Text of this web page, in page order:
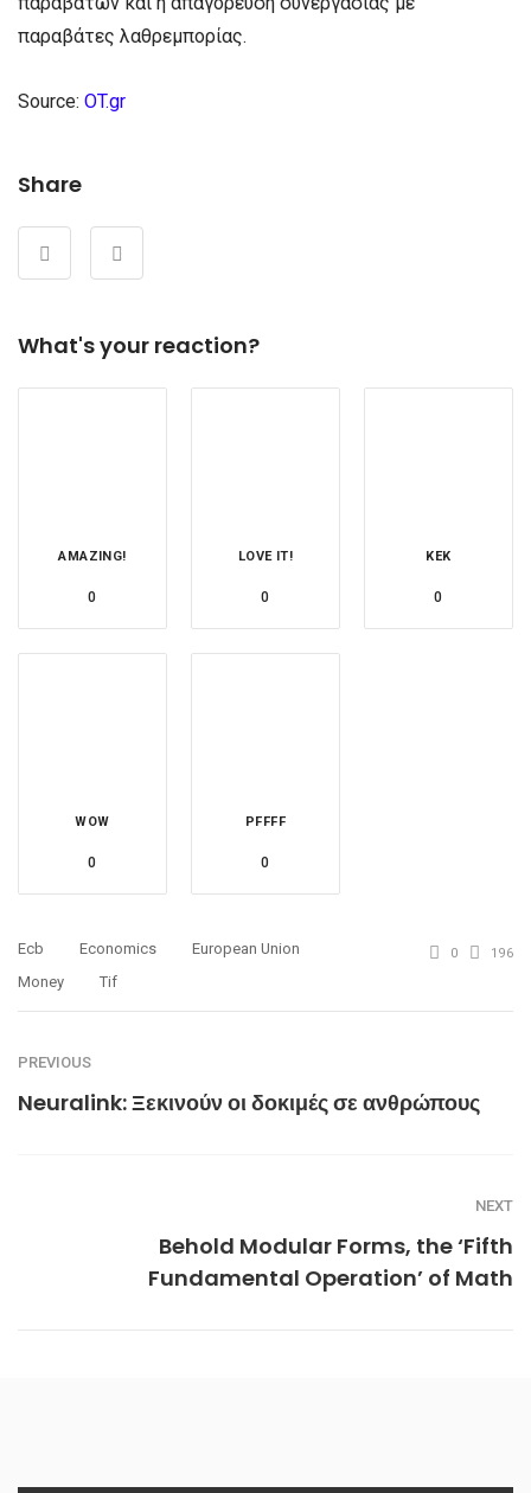
παραβάτες λαθρεμπορίας.
Source: OT.gr
Share
What's your reaction?
AMAZING!
0
LOVE IT!
0
KEK
0
WOW
0
PFFFF
0
Ecb Economics
European Union
Money
Tif
0 196
PREVIOUS
Neuralink: Ξεκινούν οι δοκιμές σε ανθρώπους
NEXT
Behold Modular Forms, the ‘Fifth
Fundamental Operation’ of Math